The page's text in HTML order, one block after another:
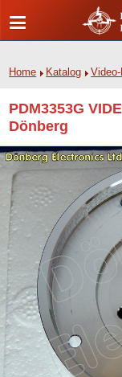
Home Katalog
PDM3353G
Dönberg